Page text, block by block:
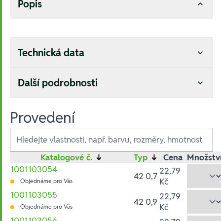
Popis
Technická data
Další podrobnosti
Provedení
Ausführungen
Katalogové č. ↓ Typ ↓ Cena
1001103054
Objednáme pro Vás 42 0,7 22,79
Kč
1001103055
Objednáme pro Vás 42 0,9 22,79
Kč